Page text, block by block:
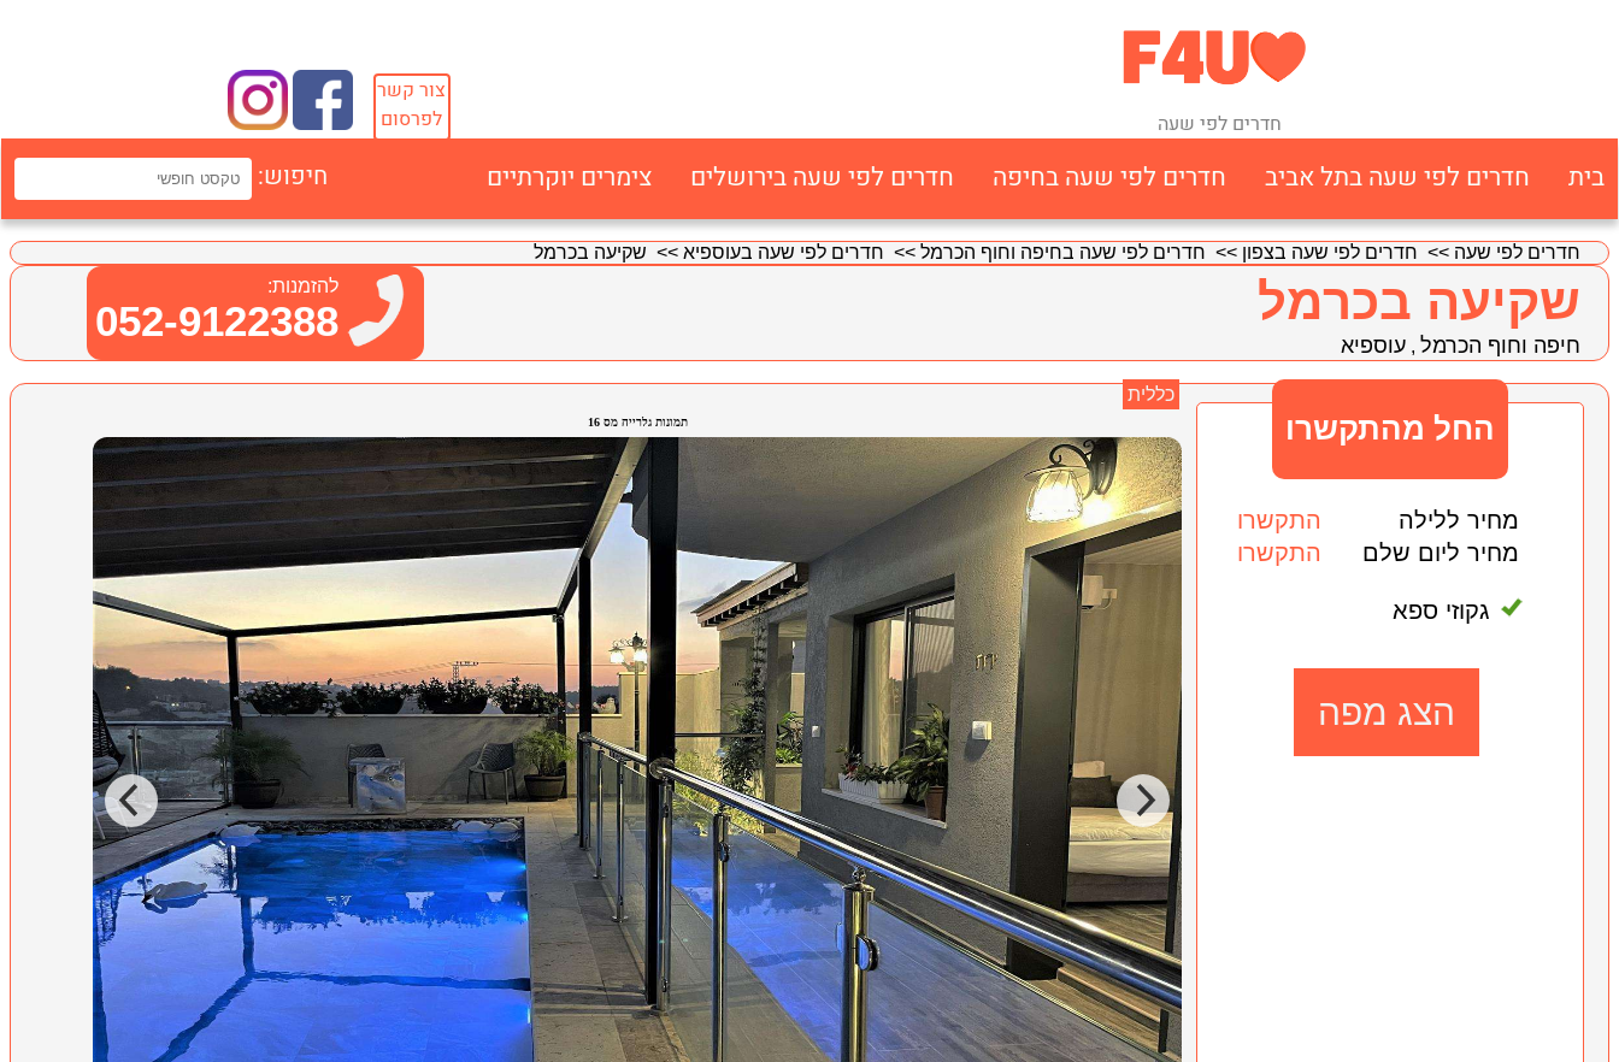
חדרים לפי שעה
צור קשר
לפרסום
בית חדרים לפי שעה בתל אביב חדרים לפי שעה בחיפה חדרים לפי שעה בירושלים צימרים יוקרתיים חיפוש:
חדרים לפי שעה >> חדרים לפי שעה בצפון >> חדרים לפי שעה בחיפה וחוף הכרמל >> חדרים לפי שעה בעוספיא >> שקיעה בכרמל
שקיעה בכרמל
חיפה וחוף הכרמל , עוספיא
להזמנות:
052-9122388
החל מהתקשרו
מחיר ללילה
התקשרו
מחיר ליום שלם
התקשרו
גקוזי ספא
הצג מפה
כללית